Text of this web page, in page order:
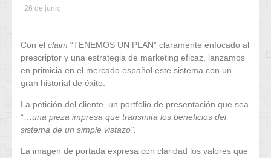
26 de junio
Con el claim “TENEMOS UN PLAN” claramente enfocado al
prescriptor y una estrategia de marketing eficaz, lanzamos
en primicia en el mercado español este sistema con un
gran historial de éxito.
La petición del cliente, un portfolio de presentación que sea
“…una pieza impresa que transmita los beneficios del
sistema de un simple vistazo”.
La imagen de portada expresa con claridad los valores que